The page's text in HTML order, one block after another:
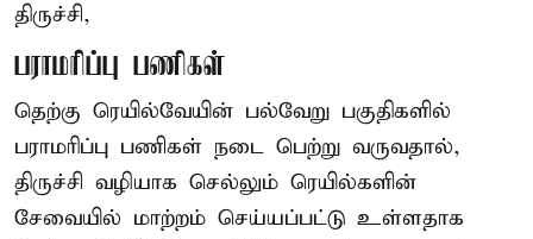
திருச்சி,
பராமரிப்பு பணிகள்
தெற்கு ரெயில்வேயின் பல்வேறு பகுதிகளில்
பராமரிப்பு பணிகள் நடை பெற்று வருவதால்,
திருச்சி வழியாக செல்லும் ரெயில்களின்
சேவையில் மாற்றம் செய்யப்பட்டு உள்ளதாக